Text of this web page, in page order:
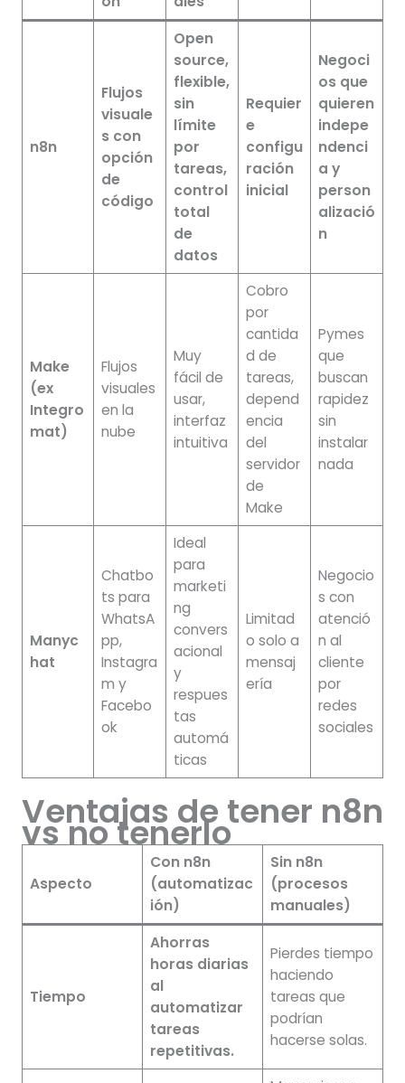
n8n
Flujos
visuale
s con
opción
de
código
Open
source,
flexible,
sin
límite
por
tareas,
control
total
de
datos
Requier
e
configu
ración
inicial
Negoci
os que
quieren
indepe
ndenci
a y
person
alizació
n
Make
(ex
Integro
mat)
Flujos
visuales
en la
nube
Muy
fácil de
usar,
interfaz
intuitiva
Cobro
por
cantida
d de
tareas,
depend
encia
del
servidor
de
Make
Pymes
que
buscan
rapidez
sin
instalar
nada
Manyc
hat
Chatbo
ts para
WhatsA
pp,
Instagra
m y
Facebo
ok
Ideal
para
marketi
ng
convers
acional
y
respues
tas
automá
ticas
Limitad
o solo a
mensaj
ería
Negocio
s con
atenció
n al
cliente
por
redes
sociales
Ventajas de tener n8n
vs no tenerlo
Aspecto
Con n8n
(automatizac
ión)
Sin n8n
(procesos
manuales)
Tiempo
Ahorras
horas diarias
al
automatizar
tareas
repetitivas.
Pierdes tiempo
haciendo
tareas que
podrían
hacerse solas.